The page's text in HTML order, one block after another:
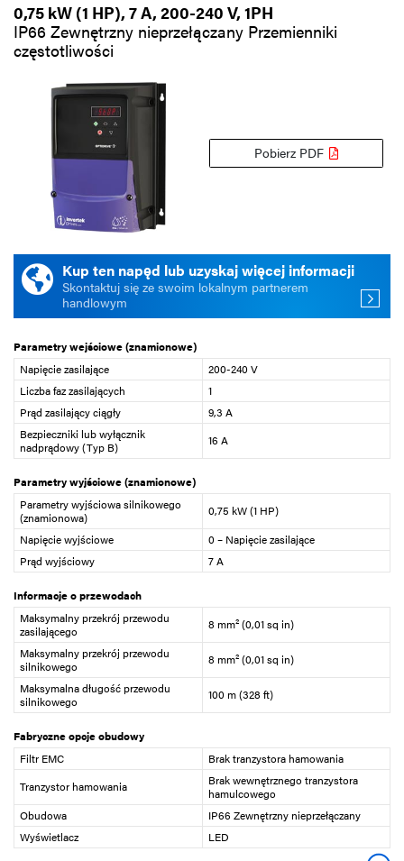
0,75 kW (1 HP), 7 A, 200-240 V, 1PH
IP66 Zewnętrzny nieprzełączany Przemienniki
częstotliwości
Pobierz PDF
Kup ten napęd lub uzyskaj więcej informacji
Skontaktuj się ze swoim lokalnym partnerem
handlowym
Parametry wejściowe (znamionowe)
Napięcie zasilające
200-240 V
Liczba faz zasilających
1
Prąd zasilający ciągły
9,3 A
Bezpieczniki lub wyłącznik
nadprądowy (Typ B)
16 A
Parametry wyjściowe (znamionowe)
Parametry wyjściowa silnikowego
(znamionowa)
0,75 kW (1 HP)
Napięcie wyjściowe
0 – Napięcie zasilające
Prąd wyjściowy
7 A
Informacje o przewodach
Maksymalny przekrój przewodu
zasilającego
8 mm² (0,01 sq in)
Maksymalny przekrój przewodu
silnikowego
8 mm² (0,01 sq in)
Maksymalna długość przewodu
silnikowego
100 m (328 ft)
Fabryczne opcje obudowy
Filtr EMC
Brak tranzystora hamowania
Tranzystor hamowania
Brak wewnętrznego tranzystora
hamulcowego
Obudowa
IP66 Zewnętrzny nieprzełączany
Wyświetlacz
LED